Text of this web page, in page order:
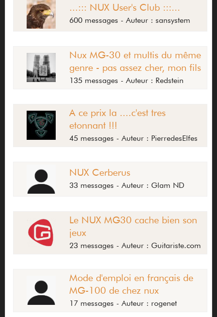
...::: NUX User's Club :::...
600 messages - Auteur : sansystem
Nux MG-30 et multis du même
genre - pas assez cher, mon fils
135 messages - Auteur : Redstein
A ce prix la ....c'est tres
etonnant !!!
45 messages - Auteur : PierredesElfes
NUX Cerberus
33 messages - Auteur : Glam ND
Le NUX MG30 cache bien son
jeux
23 messages - Auteur : Guitariste.com
Mode d'emploi en français de
MG-100 de chez nux
17 messages - Auteur : rogenet